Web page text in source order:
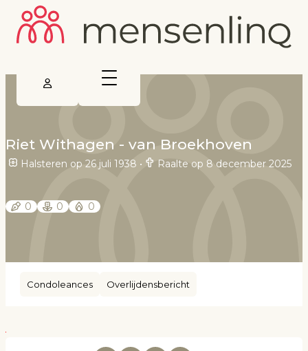
Riet Withagen - van Broekhoven
Halsteren op 26 juli 1938 • Raalte op 8 december 2025
0 0 0
Condoleances Overlijdensbericht